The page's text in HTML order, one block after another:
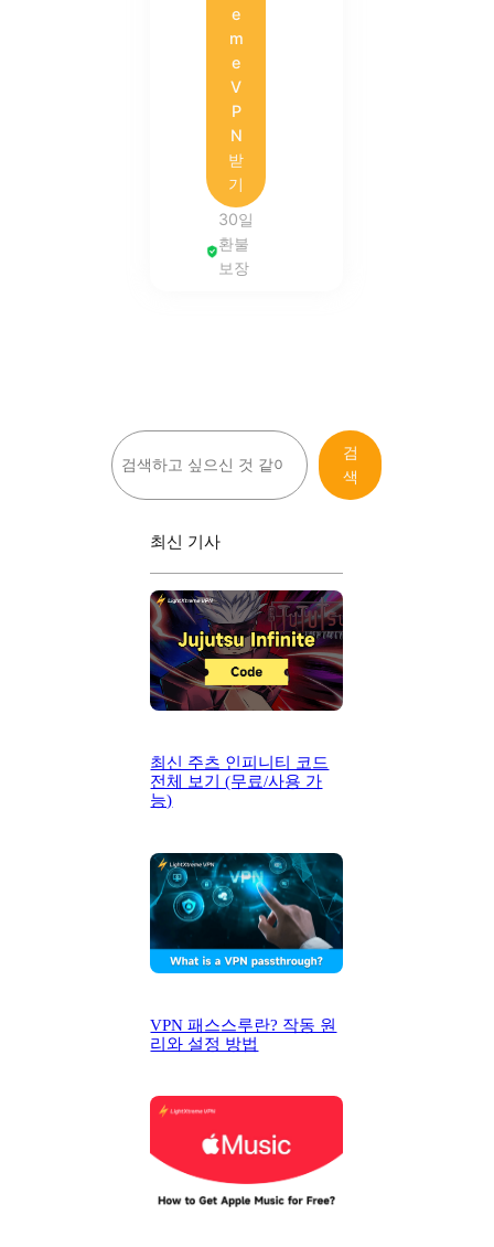
e
m
e
V
P
N
받
기
30일
환불
보장
검
색
검
색
최신 기사
최신 주츠 인피니티 코드
전체 보기 (무료/사용 가
능)
VPN 패스스루란? 작동 원
리와 설정 방법